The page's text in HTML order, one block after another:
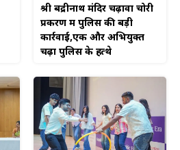
श्री बद्रीनाथ मंदिर चढ़ावा चोरी
प्रकरण में पुलिस की बड़ी
कार्रवाई,एक और अभियुक्त
चढ़ा पुलिस के हत्थे